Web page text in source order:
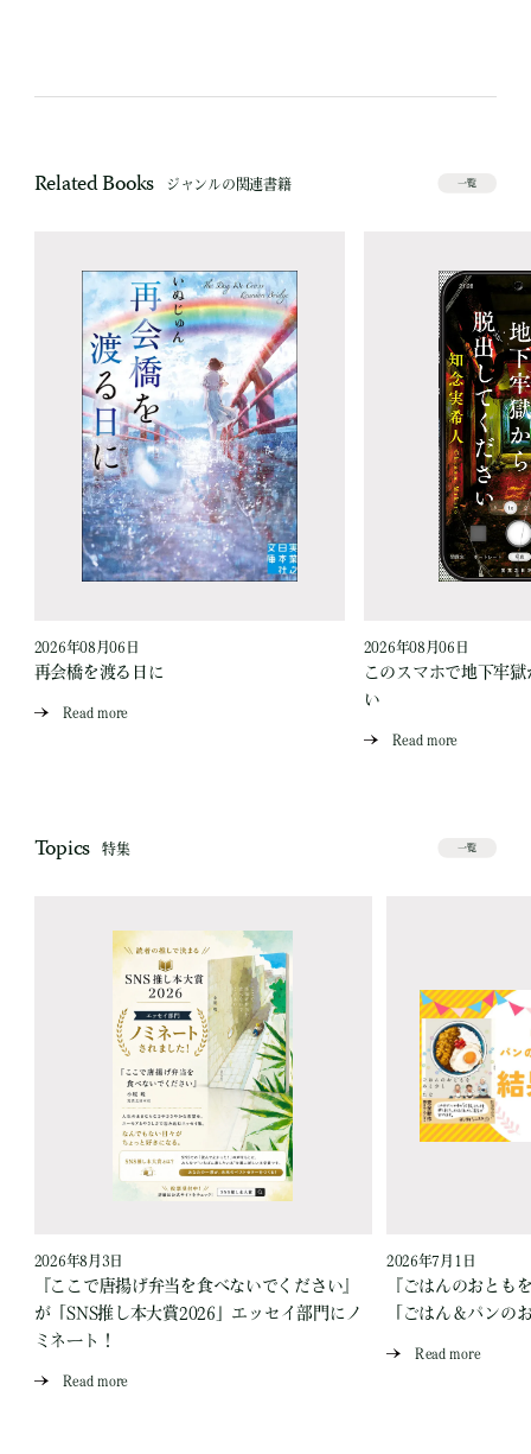
Related Books ジャンルの関連書籍 一覧
2026年08月06日
再会橋を渡る日に
Read more
2026年08月06日
このスマホで地下牢
い
Read more
Topics 特集 一覧
2026年8月3日
『ここで唐揚げ弁当を食べないでください』
が「SNS推し本大賞2026」エッセイ部門にノ
ミネート！
Read more
2026年7月1日
『ごはんのおとも
「ごはん＆パンの
Read more